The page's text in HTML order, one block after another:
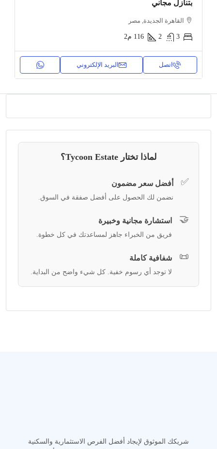
بتنازل مجاني
القاهرة الجديدة, مصر
3
2
116 م2
اتصل البريد الإلكتروني
لماذا تختار Tycoon Estate؟
✅ أفضل سعر مضمون
نضمن لك الحصول على أفضل صفقة في السوق.
🤝 استشارة مجانية وخبيرة
فريق من الخبراء جاهز لمساعدتك في كل خطوة.
📜 شفافية كاملة
لا توجد أي رسوم خفية. كل شيء واضح من البداية.
شريكك الموثوق لإيجاد أفضل الفرص الاستثمارية والسكنية